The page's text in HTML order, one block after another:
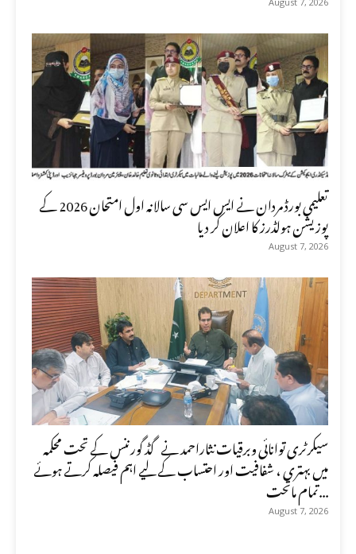
تعلیمی بورڈ مردان نے ایس ایس سی سالانہ اول امتحان 2026 کے
پوزیشن ہولڈرز کا اعلان کر دیا
August 7, 2026
سیکرٹری توانائی وبرقیات نثاراحمد نے گڈ گورننس کے تحت محکمہ
میں بہتری ، شفافیت اور احتساب کے لیے اہم فیصلہ کرتے ہوئے
تمام ماتحت...
August 7, 2026